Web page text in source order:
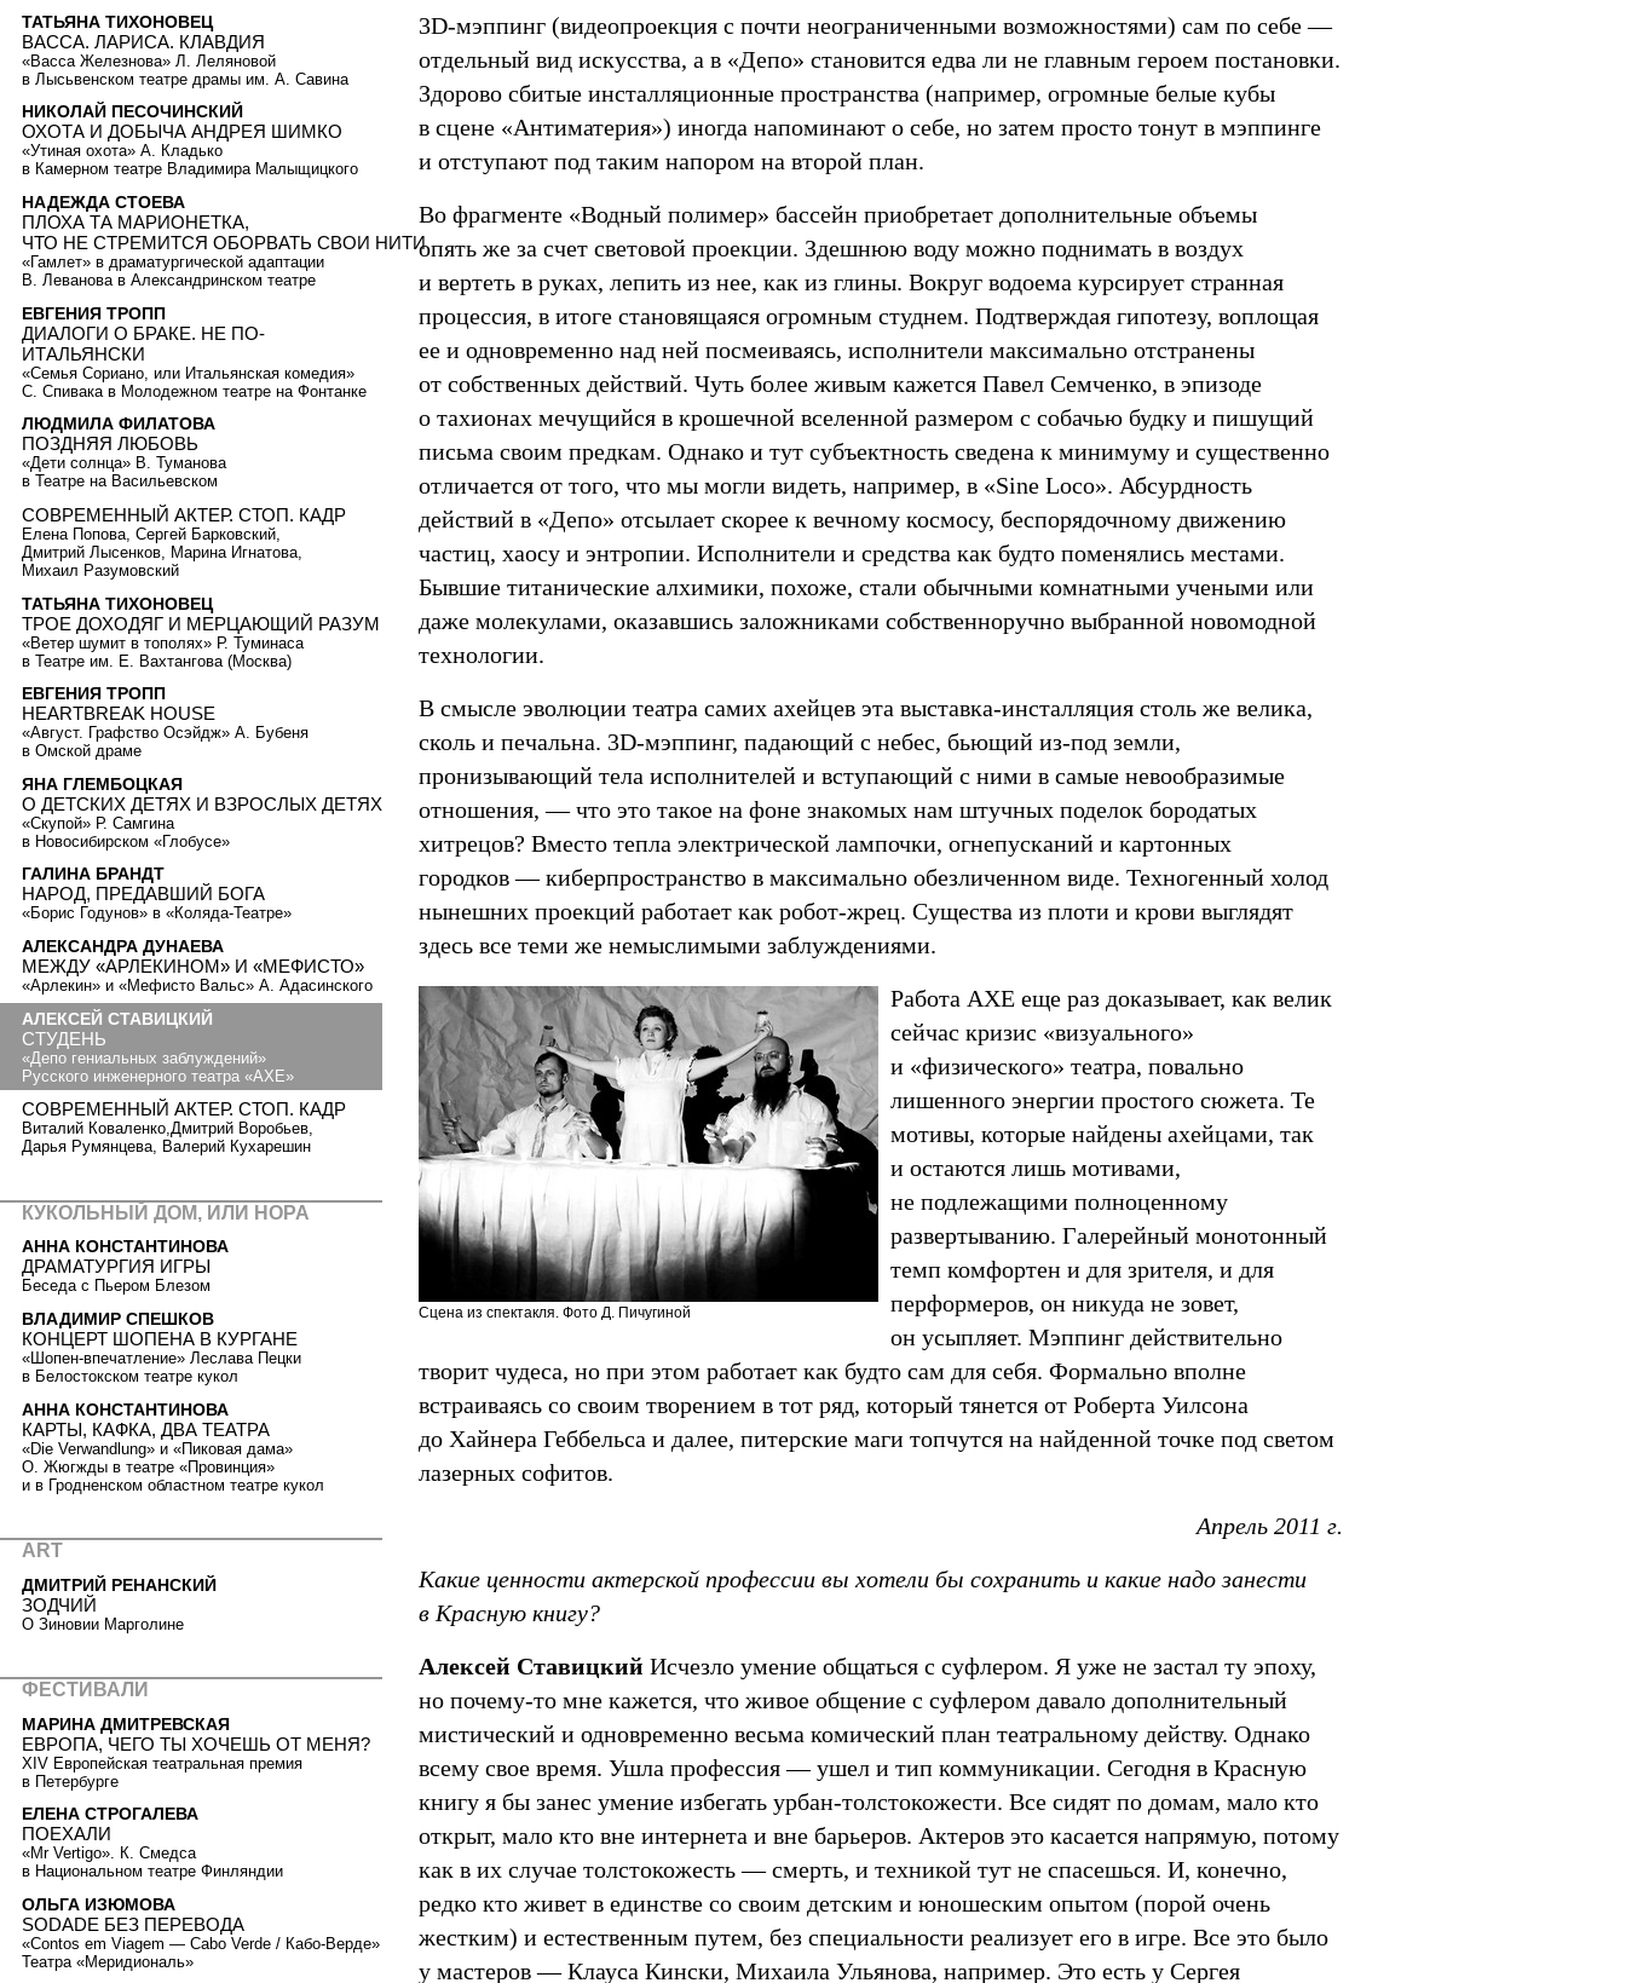
3D-мэппинг (видеопроекция c почти неограниченными возможностями) сам по себе —
отдельный вид искусства, а в «Депо» становится едва ли не главным героем постановки.
Здорово сбитые инсталляционные пространства (например, огромные белые кубы
в сцене «Антиматерия») иногда напоминают о себе, но затем просто тонут в мэппинге
и отступают под таким напором на второй план.
Во фрагменте «Водный полимер» бассейн приобретает дополнительные объемы
опять же за счет световой проекции. Здешнюю воду можно поднимать в воздух
и вертеть в руках, лепить из нее, как из глины. Вокруг водоема курсирует странная
процессия, в итоге становящаяся огромным студнем. Подтверждая гипотезу, воплощая
ее и одновременно над ней посмеиваясь, исполнители максимально отстранены
от собственных действий. Чуть более живым кажется Павел Семченко, в эпизоде
о тахионах мечущийся в крошечной вселенной размером c собачью будку и пишущий
письма своим предкам. Однако и тут субъектность сведена к минимуму и существенно
отличается от того, что мы могли видеть, например, в «Sine Loco». Абсурдность
действий в «Депо» отсылает скорее к вечному космосу, беспорядочному движению
частиц, хаосу и энтропии. Исполнители и средства как будто поменялись местами.
Бывшие титанические алхимики, похоже, стали обычными комнатными учеными или
даже молекулами, оказавшись заложниками собственноручно выбранной новомодной
технологии.
В смысле эволюции театра самих ахейцев эта выставка-инсталляция столь же велика,
сколь и печальна. 3D-мэппинг, падающий c небес, бьющий из-под земли,
пронизывающий тела исполнителей и вступающий c ними в самые невообразимые
отношения, — что это такое на фоне знакомых нам штучных поделок бородатых
хитрецов? Вместо тепла электрической лампочки, огнепусканий и картонных
городков — киберпространство в максимально обезличенном виде. Техногенный холод
нынешних проекций работает как робот-жрец. Существа из плоти и крови выглядят
здесь все теми же немыслимыми заблуждениями.
Сцена из спектакля. Фото Д. Пичугиной
Работа АХЕ еще раз доказывает, как велик
сейчас кризис «визуального»
и «физического» театра, повально
лишенного энергии простого сюжета. Те
мотивы, которые найдены ахейцами, так
и остаются лишь мотивами,
не подлежащими полноценному
развертыванию. Галерейный монотонный
темп комфортен и для зрителя, и для
перформеров, он никуда не зовет,
он усыпляет. Мэппинг действительно
творит чудеса, но при этом работает как будто сам для себя. Формально вполне
встраиваясь со своим творением в тот ряд, который тянется от Роберта Уилсона
до Хайнера Геббельса и далее, питерские маги топчутся на найденной точке под светом
лазерных софитов.
Апрель 2011 г.
Какие ценности актерской профессии вы хотели бы сохранить и какие надо занести
в Красную книгу?
Алексей Ставицкий Исчезло умение общаться c суфлером. Я уже не застал ту эпоху,
но почему-то мне кажется, что живое общение c суфлером давало дополнительный
мистический и одновременно весьма комический план театральному действу. Однако
всему свое время. Ушла профессия — ушел и тип коммуникации. Сегодня в Красную
книгу я бы занес умение избегать урбан-толстокожести. Все сидят по домам, мало кто
открыт, мало кто вне интернета и вне барьеров. Актеров это касается напрямую, потому
как в их случае толстокожесть — смерть, и техникой тут не спасешься. И, конечно,
редко кто живет в единстве со своим детским и юношеским опытом (порой очень
жестким) и естественным путем, без специальности реализует его в игре. Все это было
у мастеров — Клауса Кински, Михаила Ульянова, например. Это есть у Сергея
ТАТЬЯНА ТИХОНОВЕЦ
ВАССА. ЛАРИСА. КЛАВДИЯ
«Васса Железнова» Л. Леляновой
в Лысьвенском театре драмы им. А. Савина
НИКОЛАЙ ПЕСОЧИНСКИЙ
ОХОТА И ДОБЫЧА АНДРЕЯ ШИМКО
«Утиная охота» А. Кладько
в Камерном театре Владимира Малыщицкого
НАДЕЖДА СТОЕВА
ПЛОХА ТА МАРИОНЕТКА,
ЧТО НЕ СТРЕМИТСЯ ОБОРВАТЬ СВОИ НИТИ
«Гамлет» в драматургической адаптации
В. Леванова в Александринском театре
ЕВГЕНИЯ ТРОПП
ДИАЛОГИ О БРАКЕ. НЕ ПО-
ИТАЛЬЯНСКИ
«Семья Сориано, или Итальянская комедия»
С. Спивака в Молодежном театре на Фонтанке
ЛЮДМИЛА ФИЛАТОВА
ПОЗДНЯЯ ЛЮБОВЬ
«Дети солнца» В. Туманова
в Театре на Васильевском
СОВРЕМЕННЫЙ АКТЕР. СТОП. КАДР
Елена Попова, Сергей Барковский,
Дмитрий Лысенков, Марина Игнатова,
Михаил Разумовский
ТАТЬЯНА ТИХОНОВЕЦ
ТРОЕ ДОХОДЯГ И МЕРЦАЮЩИЙ РАЗУМ
«Ветер шумит в тополях» Р. Туминаса
в Театре им. Е. Вахтангова (Москва)
ЕВГЕНИЯ ТРОПП
HEARTBREAK HOUSE
«Август. Графство Осэйдж» А. Бубеня
в Омской драме
ЯНА ГЛЕМБОЦКАЯ
О ДЕТСКИХ ДЕТЯХ И ВЗРОСЛЫХ ДЕТЯХ
«Скупой» Р. Самгина
в Новосибирском «Глобусе»
ГАЛИНА БРАНДТ
НАРОД, ПРЕДАВШИЙ БОГА
«Борис Годунов» в «Коляда-Театре»
АЛЕКСАНДРА ДУНАЕВА
МЕЖДУ «АРЛЕКИНОМ» И «МЕФИСТО»
«Арлекин» и «Мефисто Вальс» А. Адасинского
АЛЕКСЕЙ СТАВИЦКИЙ
СТУДЕНЬ
«Депо гениальных заблуждений»
Русского инженерного театра «АХЕ»
СОВРЕМЕННЫЙ АКТЕР. СТОП. КАДР
Виталий Коваленко,Дмитрий Воробьев,
Дарья Румянцева, Валерий Кухарешин
КУКОЛЬНЫЙ ДОМ, ИЛИ НОРА
АННА КОНСТАНТИНОВА
ДРАМАТУРГИЯ ИГРЫ
Беседа с Пьером Блезом
ВЛАДИМИР СПЕШКОВ
КОНЦЕРТ ШОПЕНА В КУРГАНЕ
«Шопен-впечатление» Леслава Пецки
в Белостокском театре кукол
АННА КОНСТАНТИНОВА
КАРТЫ, КАФКА, ДВА ТЕАТРА
«Die Verwandlung» и «Пиковая дама»
О. Жюгжды в театре «Провинция»
и в Гродненском областном театре кукол
ART
ДМИТРИЙ РЕНАНСКИЙ
ЗОДЧИЙ
О Зиновии Марголине
ФЕСТИВАЛИ
МАРИНА ДМИТРЕВСКАЯ
ЕВРОПА, ЧЕГО ТЫ ХОЧЕШЬ ОТ МЕНЯ?
XIV Европейская театральная премия
в Петербурге
ЕЛЕНА СТРОГАЛЕВА
ПОЕХАЛИ
«Mr Vertigo». К. Смедса
в Национальном театре Финляндии
ОЛЬГА ИЗЮМОВА
SODADE БЕЗ ПЕРЕВОДА
«Contos em Viagem — Cabo Verde / Кабо-Верде»
Театра «Меридиональ»